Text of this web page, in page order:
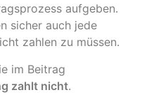
aufgeben.
sicher auch jede
zahlen zu müssen.
im Beitrag
zahlt nicht.